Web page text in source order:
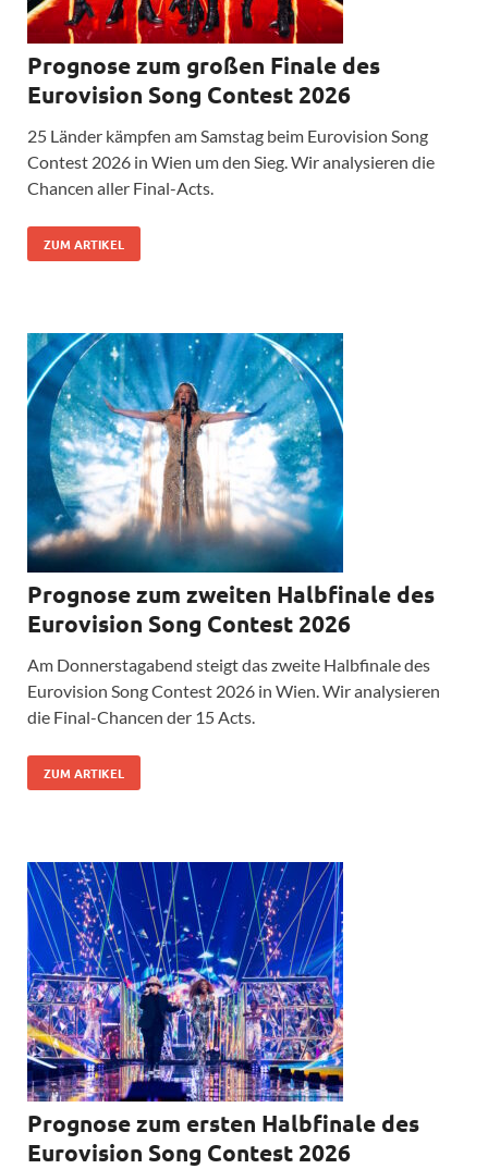
Prognose zum großen Finale des
Eurovision Song Contest 2026
25 Länder kämpfen am Samstag beim Eurovision Song
Contest 2026 in Wien um den Sieg. Wir analysieren die
Chancen aller Final-Acts.
ZUM ARTIKEL
Prognose zum zweiten Halbfinale des
Eurovision Song Contest 2026
Am Donnerstagabend steigt das zweite Halbfinale des
Eurovision Song Contest 2026 in Wien. Wir analysieren
die Final-Chancen der 15 Acts.
ZUM ARTIKEL
Prognose zum ersten Halbfinale des
Eurovision Song Contest 2026